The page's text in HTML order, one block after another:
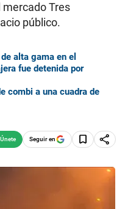
Tres
público.
alta gama en el
fue detenida por
combi a una cuadra de
Seguir en